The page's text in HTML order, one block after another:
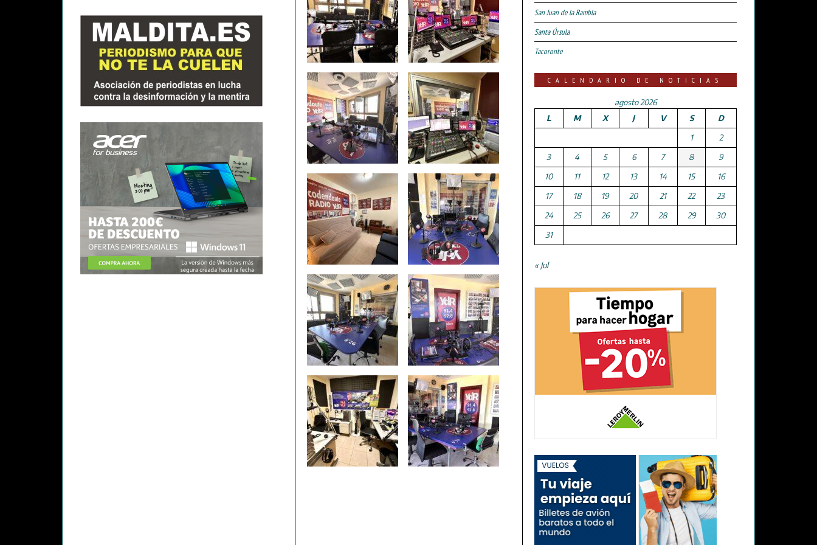
San Juan de la Rambla
Santa Úrsula
Tacoronte
CALENDARIO DE NOTICIAS
agosto 2026
L
M X J V S
D
1
2
3
4 5 6 7 8
9
10
11 12 13 14 15
16
17
18 19 20 21 22
23
24
25 26 27 28 29
30
31
« Jul